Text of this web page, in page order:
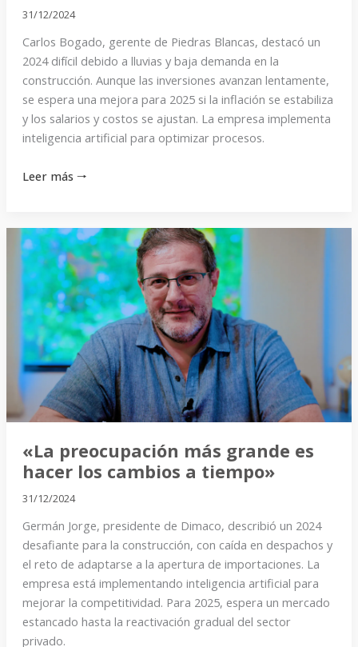
31/12/2024
Carlos Bogado, gerente de Piedras Blancas, destacó un
2024 difícil debido a lluvias y baja demanda en la
construcción. Aunque las inversiones avanzan lentamente,
se espera una mejora para 2025 si la inflación se estabiliza
y los salarios y costos se ajustan. La empresa implementa
inteligencia artificial para optimizar procesos.
de
producción»
Leer más 🠒
«La preocupación más grande es
hacer los cambios a tiempo»
31/12/2024
Germán Jorge, presidente de Dimaco, describió un 2024
desafiante para la construcción, con caída en despachos y
el reto de adaptarse a la apertura de importaciones. La
empresa está implementando inteligencia artificial para
mejorar la competitividad. Para 2025, espera un mercado
estancado hasta la reactivación gradual del sector
privado.
«La
preocupación
más
grande
es
hacer
los
cambios
a
tiempo»